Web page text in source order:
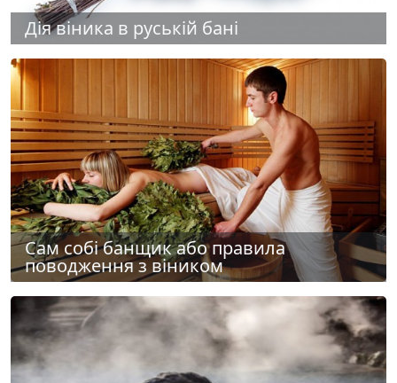
Дія віника в руській бані
Сам собі банщик або правила
поводження з віником